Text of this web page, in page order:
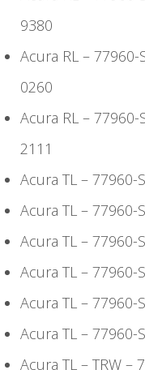
9380
Acura RL – 77960-
0260
Acura RL – 77960-
2111
Acura TL – 77960-
Acura TL – 77960-
Acura TL – 77960-
Acura TL – 77960-
Acura TL – 77960-
Acura TL – 77960-
Acura TL – TRW –